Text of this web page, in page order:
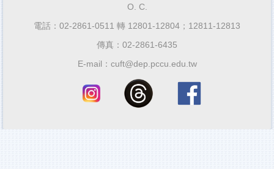
O. C.
電話：02-2861-0511 轉 12801-12804；12811-12813
傳真：02-2861-6435
E-mail：cuft@dep.pccu.edu.tw